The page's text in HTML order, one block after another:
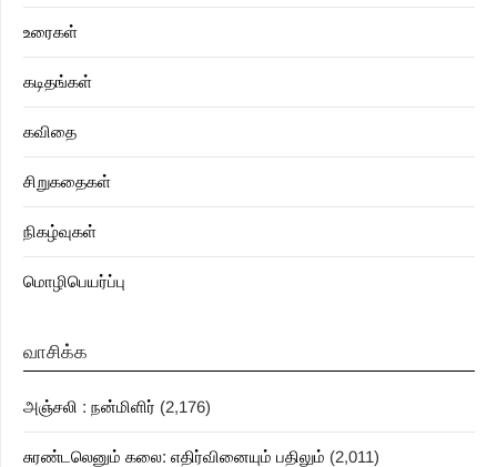
உரைகள்
கடிதங்கள்
கவிதை
சிறுகதைகள்
நிகழ்வுகள்
மொழிபெயர்ப்பு
வாசிக்க
அஞ்சலி : நன்மிளிர் (2,176)
சுரண்டலெனும் கலை: எதிர்வினையும் பதிலும் (2,011)